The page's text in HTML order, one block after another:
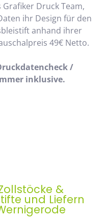
Druck Team,
ihr Design für den
anhand ihrer
49€ Netto.
/
inklusive.
&
und Liefern